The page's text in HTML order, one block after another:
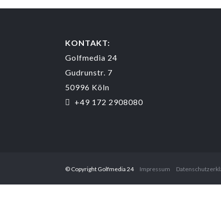
KONTAKT:
Golfmedia 24
Gudrunstr. 7
50996 Köln
+49 172 2908080
© Copyright Golfmedia 24 Impressum